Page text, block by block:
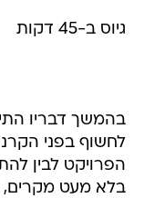
גיוס ב-45 דקות
הפרויקט לבין
בלא מעט מקרים,